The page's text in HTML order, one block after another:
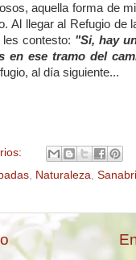
aquella forma de
Al llegar al Refugio de
contesto: "Si, hay
en ese tramo del
al día siguiente...
, Naturaleza,